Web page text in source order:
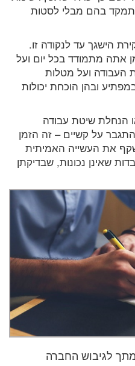
בהם מבלי לסטות
הישגך עד לנקודה זו.
אתה מתמודד בכל יום ועל
העבודה ועל מטלות
ובהן הוכחת יכולות
הנחלת שיטת עבודה
על קשיים – זה הזמן
את העשייה האמיתית
שאינן נכונות, שבדיקתן
לגיבוש החברה